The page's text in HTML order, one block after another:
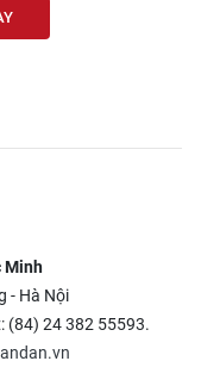
Minh
- Hà Nội
(84) 24 382 55593.